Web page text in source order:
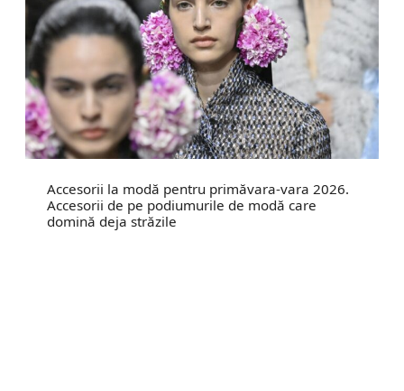
Accesorii la modă pentru primăvara-vara 2026.
Accesorii de pe podiumurile de modă care
domină deja străzile